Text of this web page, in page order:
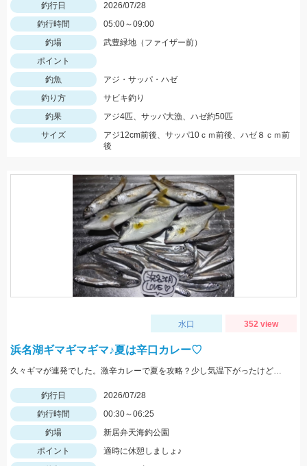
釣行日
2026/07/28
釣行時間
05:00～09:00
釣場
武豊緑地（ファイザー前）
ポイント
釣魚
アジ・サッパ・ハゼ
釣り方
サビキ釣り
釣果
アジ4匹、サッパ大漁、ハゼ約50匹
サイズ
アジ12cm前後、サッパ10ｃｍ前後、ハゼ８ｃｍ前
後
水口 352 view
浜名湖ギマギマギマ♪夏は辛口カレー♡
久々ギマが連発でした。激辛カレーで夏を攻略？少し気温下がったけど、、、要注意！
釣行日
2026/07/28
釣行時間
00:30～06:25
釣場
新居弁天海釣公園
ポイント
適時に休憩しましょ♪